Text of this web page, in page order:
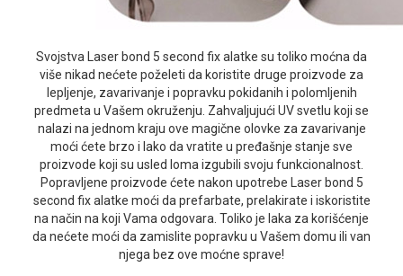
Svojstva Laser bond 5 second fix alatke su toliko moćna da
više nikad nećete poželeti da koristite druge proizvode za
lepljenje, zavarivanje i popravku pokidanih i polomljenih
predmeta u Vašem okruženju. Zahvaljujući UV svetlu koji se
nalazi na jednom kraju ove magične olovke za zavarivanje
moći ćete brzo i lako da vratite u pređašnje stanje sve
proizvode koji su usled loma izgubili svoju funkcionalnost.
Popravljene proizvode ćete nakon upotrebe Laser bond 5
second fix alatke moći da prefarbate, prelakirate i iskoristite
na način na koji Vama odgovara. Toliko je laka za korišćenje
da nećete moći da zamislite popravku u Vašem domu ili van
njega bez ove moćne sprave!